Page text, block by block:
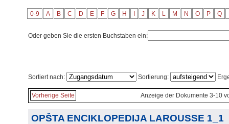
0-9 A B C D E F G H J K L M N O P Q
Oder geben Sie die ersten Buchstaben ein:
Sortiert nach: Sortierung:
Vorherige Seite Anzeige der Dokumente 3-10
OPŠTA ENCIKLOPEDIJA LAROUSSE 1_1